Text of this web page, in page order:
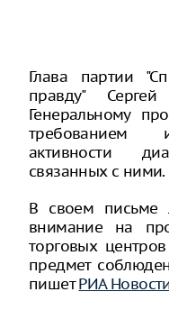
Глава партии
правду"
Генеральному
требованием
активности
связанных с ними.
В своем письме
внимание на
торговых
предмет
пишетРИА